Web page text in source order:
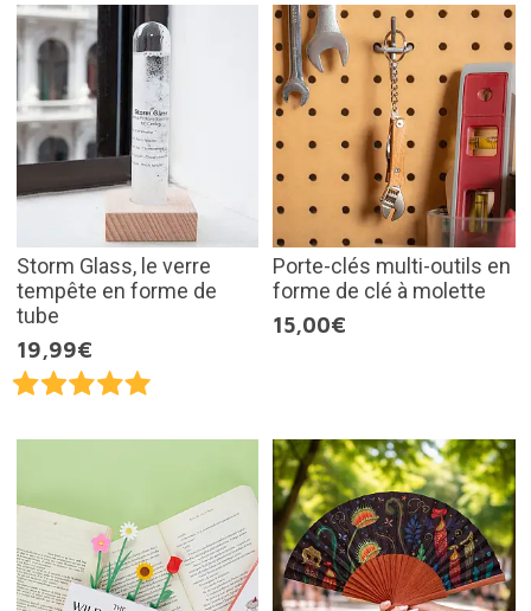
Storm Glass, le verre
tempête en forme de
tube
19,99€
Porte-clés multi-outils en
forme de clé à molette
15,00€